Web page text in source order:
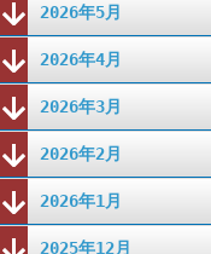
2026年5月
2026年4月
2026年3月
2026年2月
2026年1月
2025年12月